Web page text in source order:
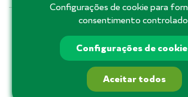
Configurações de cookie para
consentimento
Configurações de
Aceitar todos